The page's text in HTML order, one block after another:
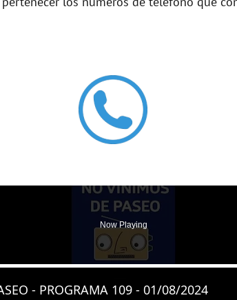
Now Playing
- PROGRAMA 109 - 01/08/2024